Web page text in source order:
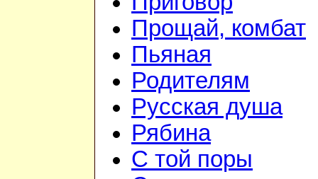
Прощай, комбат
Пьяная
Родителям
Русская душа
Рябина
С той поры